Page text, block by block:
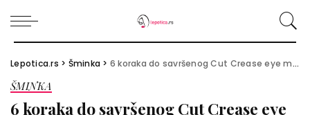
Lepotica.rs > Šminka > 6 koraka do savršenog Cut Crease eye makeup izgleda
ŠMINKA
6 koraka do savršenog Cut Crease eye